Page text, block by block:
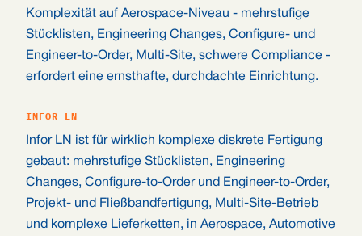
Komplexität auf Aerospace-Niveau - mehrstufige
Stücklisten, Engineering Changes, Configure- und
Engineer-to-Order, Multi-Site, schwere Compliance -
erfordert eine ernsthafte, durchdachte Einrichtung.
INFOR LN
Infor LN ist für wirklich komplexe diskrete Fertigung
gebaut: mehrstufige Stücklisten, Engineering
Changes, Configure-to-Order und Engineer-to-Order,
Projekt- und Fließbandfertigung, Multi-Site-Betrieb
und komplexe Lieferketten, in Aerospace, Automotive